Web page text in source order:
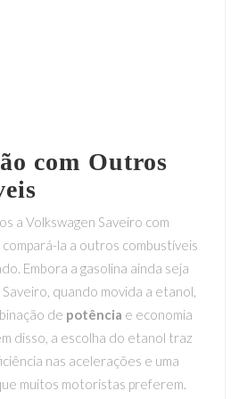
com Outros
a Volkswagen Saveiro com
la a outros combustíveis
Embora a gasolina ainda seja
Saveiro, quando movida a etanol,
de potência e economia
disso, a escolha do etanol traz
nas acelerações e uma
muitos motoristas preferem.